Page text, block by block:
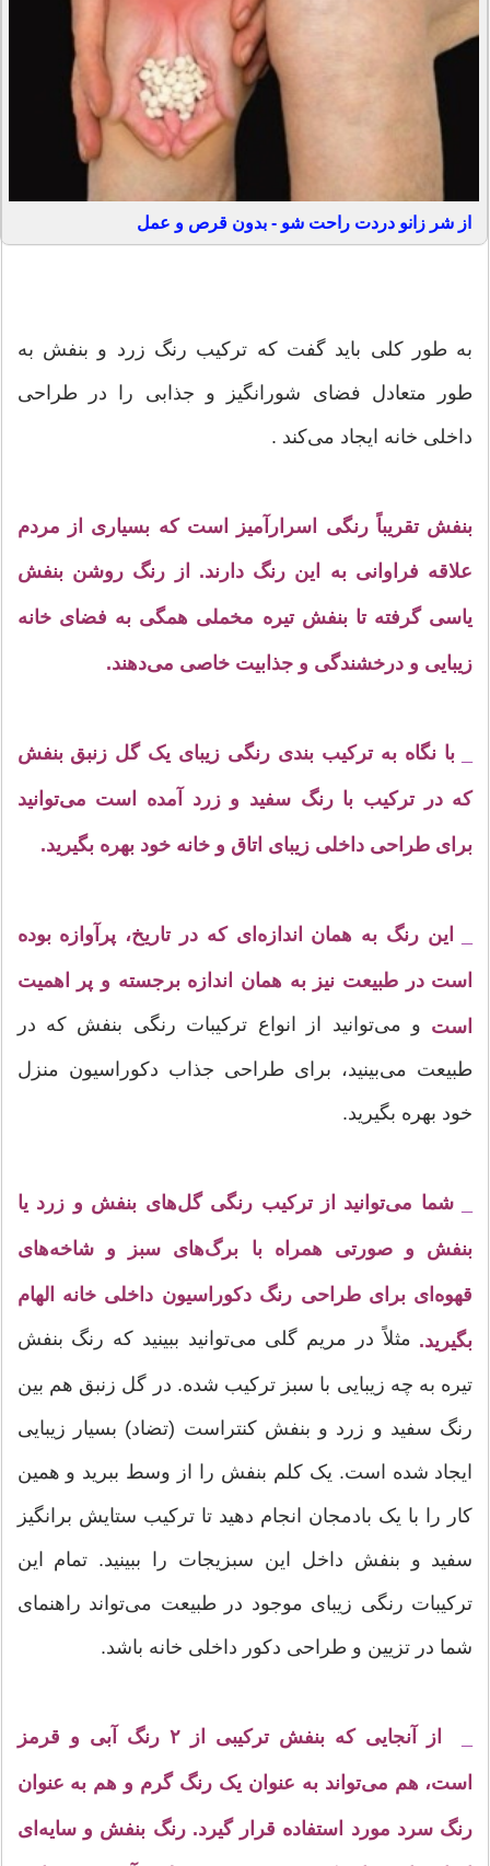
از شر زانو دردت راحت شو - بدون قرص و عمل
به طور کلی باید گفت که ترکیب رنگ زرد و بنفش به
طور متعادل فضای شورانگیز و جذابی را در طراحی
داخلی خانه ایجاد می‌کند .
بنفش تقریباً رنگی اسرارآمیز است که بسیاری از مردم
علاقه فراوانی به این رنگ دارند. از رنگ روشن بنفش
یاسی گرفته تا بنفش تیره مخملی همگی به فضای خانه
زیبایی و درخشندگی و جذابیت خاصی می‌دهند.
با نگاه به ترکیب بندی رنگی زیبای یک گل زنبق بنفش
که در ترکیب با رنگ سفید و زرد آمده است می‌توانید
برای طراحی داخلی زیبای اتاق و خانه خود بهره بگیرید.
این رنگ به‌‌ همان اندازه‌ای که در تاریخ، پرآوازه بوده
است در طبیعت نیز به‌‌ همان اندازه برجسته و پر اهمیت
است و می‌توانید از انواع ترکیبات رنگی بنفش که در
طبیعت می‌بینید، برای طراحی جذاب دکوراسیون منزل
خود بهره بگیرید.
شما می‌توانید از ترکیب رنگی گل‌های بنفش و زرد یا
بنفش و صورتی همراه با برگ‌های سبز و شاخه‌های
قهوه‌ای برای طراحی رنگ دکوراسیون داخلی خانه الهام
بگیرید. مثلاً در مریم گلی می‌توانید ببینید که رنگ بنفش
تیره به چه زیبایی با سبز ترکیب شده. در گل زنبق هم بین
رنگ سفید و زرد و بنفش کنتراست (تضاد) بسیار زیبایی
ایجاد شده است. یک کلم بنفش را از وسط ببرید و همین
کار را با یک بادمجان انجام دهید تا ترکیب ستایش برانگیز
سفید و بنفش داخل این سبزیجات را ببینید. تمام این
ترکیبات رنگی زیبای موجود در طبیعت می‌تواند راهنمای
شما در تزیین و طراحی دکور داخلی خانه باشد.
از آنجایی که بنفش ترکیبی از ۲ رنگ آبی و قرمز
است، هم می‌تواند به عنوان یک رنگ گرم و هم به عنوان
رنگ سرد مورد استفاده قرار گیرد. رنگ بنفش و سایه‌ای